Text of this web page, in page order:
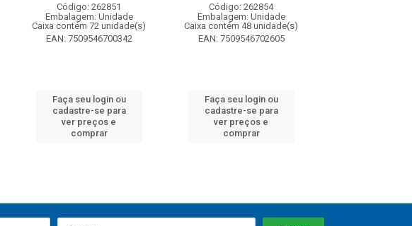
Código: 262851
Embalagem: Unidade
Caixa contém 72 unidade(s)
EAN: 7509546700342
Faça seu login ou
cadastre-se para
ver preços e
comprar
Código: 262854
Embalagem: Unidade
Caixa contém 48 unidade(s)
EAN: 7509546702605
Faça seu login ou
cadastre-se para
ver preços e
comprar